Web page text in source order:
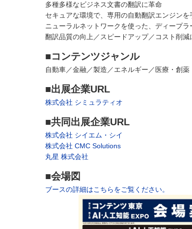
多種多様なビジネス文書の翻訳に革命
セキュアな環境で、専用の自動翻訳エンジンを
ニューラルネットワークを使った、ディープラ
翻訳品質の向上／スピードアップ／コスト削減
■コンテンツジャンル
自動車／金融／製造／エネルギー／医療・創
■出展企業URL
株式会社 シミュラティオ
■共同出展企業URL
株式会社 シイエム・シイ
株式会社 CMC Solutions
丸星 株式会社
■会場図
ブースの詳細はこちらをご覧ください。